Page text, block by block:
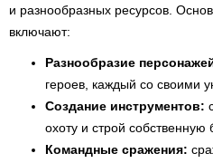
и разнообразных ресурсов.
включают:
Разнообразие
героев, каждый со своими
Создание инструментов:
охоту и строй собственную
Командные сражения: